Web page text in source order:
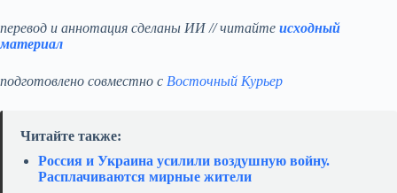
перевод и аннотация сделаны ИИ // читайте исходный
материал
подготовлено совместно с Восточный Курьер
Читайте также:
Россия и Украина усилили воздушную войну.
Расплачиваются мирные жители